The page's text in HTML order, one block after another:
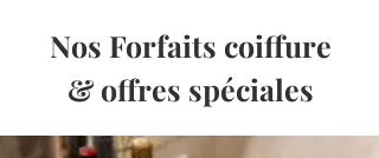
Nos Forfaits coiffure
& offres spéciales